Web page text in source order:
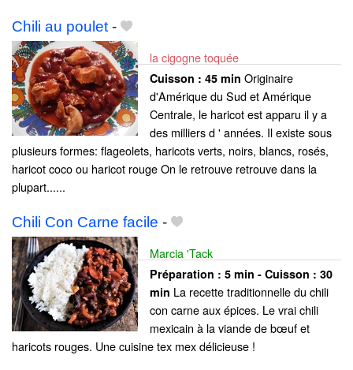
Chili au poulet -
la cigogne toquée
Cuisson : 45 min Originaire
d'Amérique du Sud et Amérique
Centrale, le haricot est apparu il y a
des milliers d ' années. Il existe sous
plusieurs formes: flageolets, haricots verts, noirs, blancs, rosés,
haricot coco ou haricot rouge On le retrouve retrouve dans la
plupart......
Chili Con Carne facile -
Marcia 'Tack
Préparation : 5 min - Cuisson : 30
min La recette traditionnelle du chili
con carne aux épices. Le vrai chili
mexicain à la viande de bœuf et
haricots rouges. Une cuisine tex mex délicieuse !